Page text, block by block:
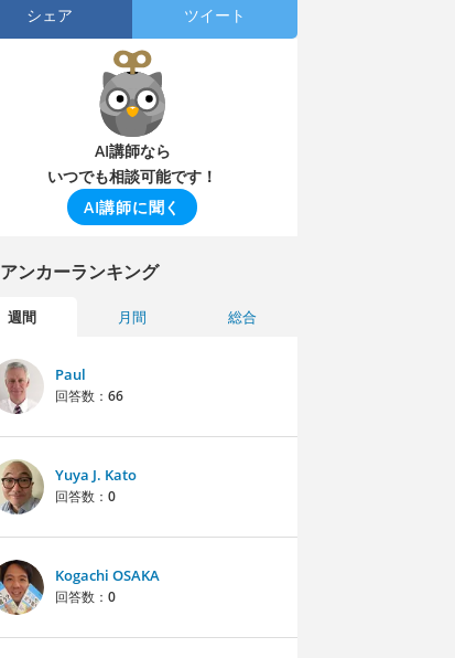
シェア ツイート
AI講師なら
いつでも相談可能です！
AI講師に聞く
アンカーランキング
週間 月間 総合
Paul
回答数： 66
Yuya J. Kato
回答数： 0
Kogachi OSAKA
回答数： 0